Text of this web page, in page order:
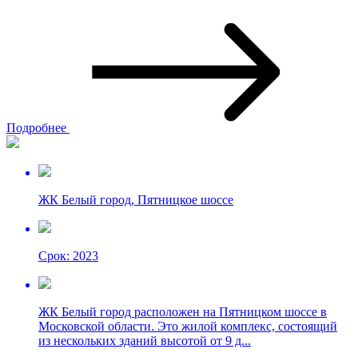
Подробнее
ЖК Белый город, Пятницкое шоссе
Срок: 2023
ЖК Белый город расположен на Пятницком шоссе в
Московской области. Это жилой комплекс, состоящий
из нескольких зданий высотой от 9 д...